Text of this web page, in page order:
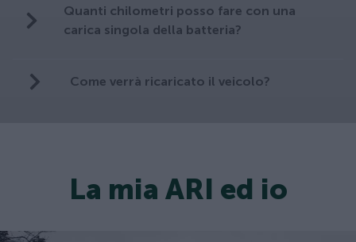
Quanti chilometri posso fare con una
carica singola della batteria?
Come verrà ricaricato il veicolo?
La mia ARI ed io